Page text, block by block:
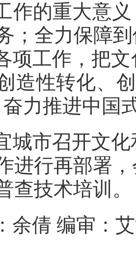
作的重大意
；全力保障
项工作，把
造性转化、
力推进中国
城市召开文
进行再部署
查技术培训。
余倩 编审：